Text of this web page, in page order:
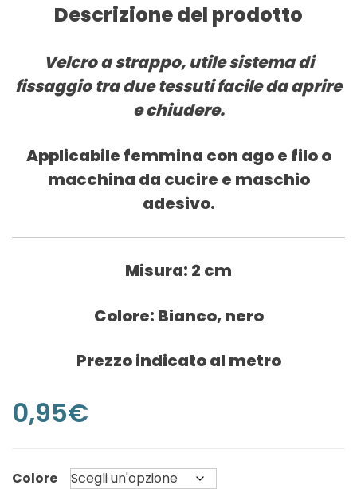
Descrizione del prodotto
Velcro a strappo, utile sistema di
fissaggio tra due tessuti facile da aprire
e chiudere.
Applicabile femmina con ago e filo o
macchina da cucire e maschio
adesivo.
Misura: 2 cm
Colore: Bianco, nero
Prezzo indicato al metro
0,95€
Colore